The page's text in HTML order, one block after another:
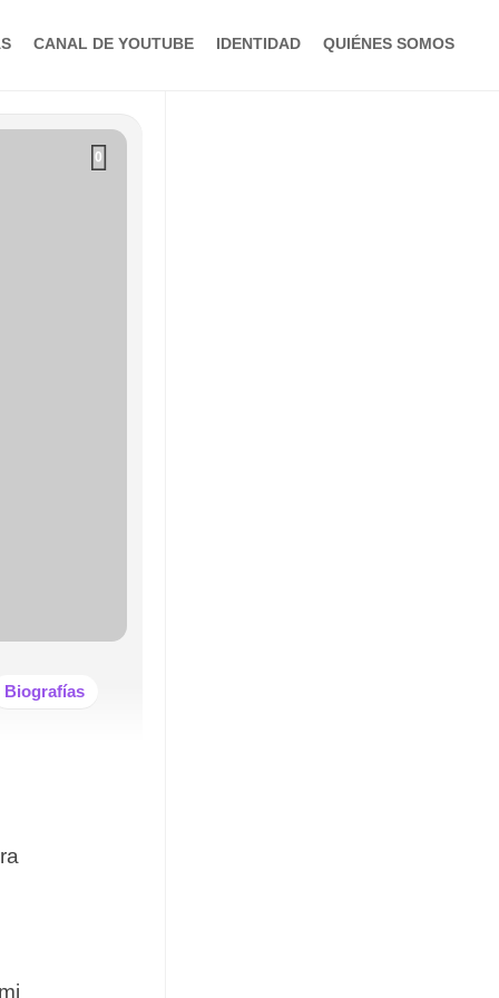
CANAL DE YOUTUBE IDENTIDAD QUIÉNES SOMOS
0
Biografías